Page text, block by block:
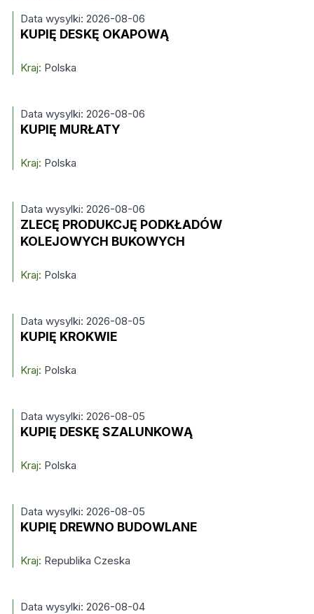
Data wysylki: 2026-08-06
KUPIĘ DESKĘ OKAPOWĄ
Kraj: Polska
Data wysylki: 2026-08-06
KUPIĘ MURŁATY
Kraj: Polska
Data wysylki: 2026-08-06
ZLECĘ PRODUKCJĘ PODKŁADÓW
KOLEJOWYCH BUKOWYCH
Kraj: Polska
Data wysylki: 2026-08-05
KUPIĘ KROKWIE
Kraj: Polska
Data wysylki: 2026-08-05
KUPIĘ DESKĘ SZALUNKOWĄ
Kraj: Polska
Data wysylki: 2026-08-05
KUPIĘ DREWNO BUDOWLANE
Kraj: Republika Czeska
Data wysylki: 2026-08-04